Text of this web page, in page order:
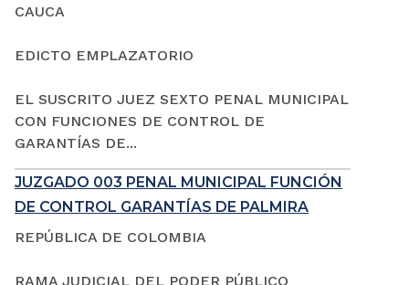
CAUCA
EDICTO EMPLAZATORIO
EL SUSCRITO JUEZ SEXTO PENAL MUNICIPAL
CON FUNCIONES DE CONTROL DE
GARANTÍAS DE...
JUZGADO 003 PENAL MUNICIPAL FUNCIÓN
DE CONTROL GARANTÍAS DE PALMIRA
REPÚBLICA DE COLOMBIA
RAMA JUDICIAL DEL PODER PÚBLICO